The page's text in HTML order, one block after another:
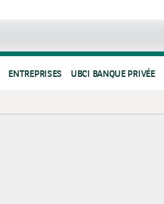
ENTREPRISES UBCI BANQUE PRIVÉE